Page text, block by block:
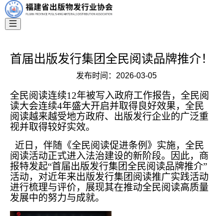
首届出版发行集团全民阅读品牌推介！
发布时间： 2026-03-05
全民阅读连续12年被写入政府工作报告，全民阅
读大会连续4年盛大开启并取得良好效果，全民
阅读越来越受地方政府、出版发行企业的广泛重
视并取得较好实效。
近日，伴随《全民阅读促进条例》实施，全民
阅读活动正式进入法治建设的新阶段。因此，商
报特发起“首届出版发行集团全民阅读品牌推介”
活动，对近年来出版发行集团阅读推广实践活动
进行梳理与评价，展现其在推动全民阅读高质量
发展中的努力与成就。